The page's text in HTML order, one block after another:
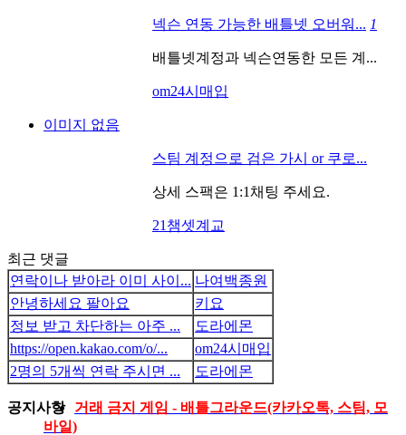
넥슨 연동 가능한 배틀넷 오버워... 1
배틀넷계정과 넥슨연동한 모든 계...
om24시매입
이미지 없음
스팀 계정으로 검은 가시 or 쿠로...
상세 스팩은 1:1채팅 주세요.
21챔셋계교
최근 댓글
연락이나 받아라 이미 사이... 나여백종원
안녕하세요 팔아요
키요
정보 받고 차단하는 아주 ...
도라에몬
https://open.kakao.com/o/...
om24시매입
2명의 5개씩 연락 주시면 ...
도라에몬
공지사항
거래 금지 게임 - 배틀그라운드(카카오톡, 스팀, 모
바일)